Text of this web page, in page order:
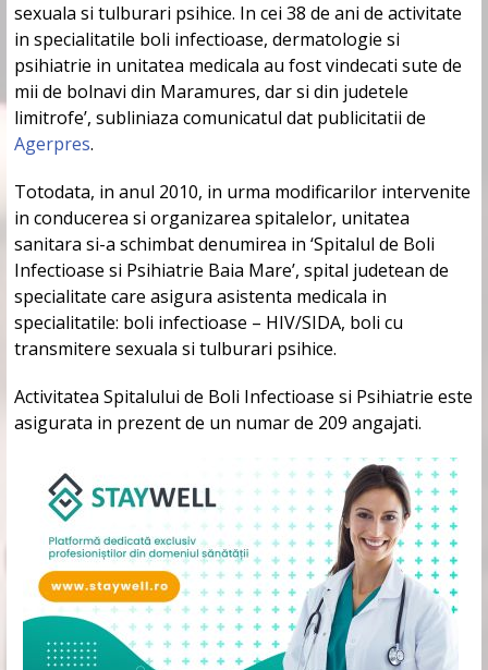
sexuala si tulburari psihice. In cei 38 de ani de activitate
in specialitatile boli infectioase, dermatologie si
psihiatrie in unitatea medicala au fost vindecati sute de
mii de bolnavi din Maramures, dar si din judetele
limitrofe’, subliniaza comunicatul dat publicitatii de
Agerpres.
Totodata, in anul 2010, in urma modificarilor intervenite
in conducerea si organizarea spitalelor, unitatea
sanitara si-a schimbat denumirea in ‘Spitalul de Boli
Infectioase si Psihiatrie Baia Mare’, spital judetean de
specialitate care asigura asistenta medicala in
specialitatile: boli infectioase – HIV/SIDA, boli cu
transmitere sexuala si tulburari psihice.
Activitatea Spitalului de Boli Infectioase si Psihiatrie este
asigurata in prezent de un numar de 209 angajati.